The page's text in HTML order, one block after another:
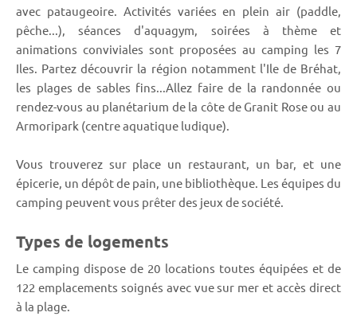
avec pataugeoire. Activités variées en plein air (paddle,
pêche...), séances d'aquagym, soirées à thème et
animations conviviales sont proposées au camping les 7
Iles. Partez découvrir la région notamment l'Ile de Bréhat,
les plages de sables fins...Allez faire de la randonnée ou
rendez-vous au planétarium de la côte de Granit Rose ou au
Armoripark (centre aquatique ludique).
Vous trouverez sur place un restaurant, un bar, et une
épicerie, un dépôt de pain, une bibliothèque. Les équipes du
camping peuvent vous prêter des jeux de société.
Types de logements
Le camping dispose de 20 locations toutes équipées et de
122 emplacements soignés avec vue sur mer et accès direct
à la plage.